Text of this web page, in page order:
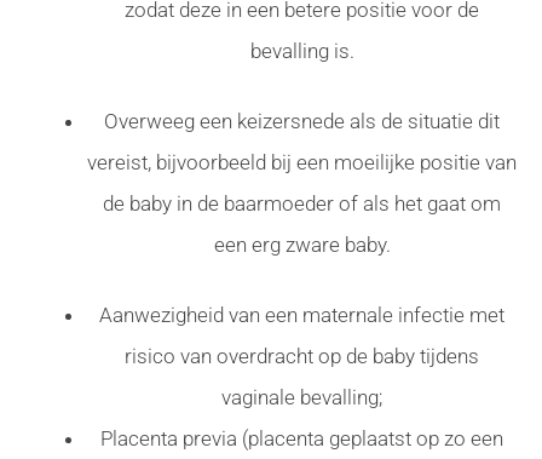
zodat deze in een betere positie voor de
bevalling is.
Overweeg een keizersnede als de situatie dit
vereist, bijvoorbeeld bij een moeilijke positie van
de baby in de baarmoeder of als het gaat om
een erg zware baby.
Aanwezigheid van een maternale infectie met
risico van overdracht op de baby tijdens
vaginale bevalling;
Placenta previa (placenta geplaatst op zo een